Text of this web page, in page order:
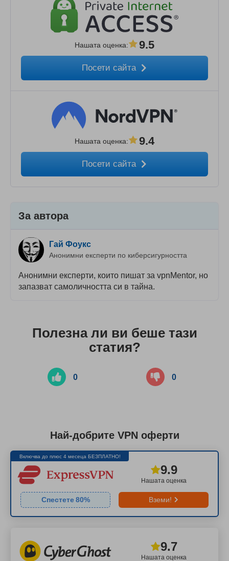
Нашата оценка: 9.5
Посети сайта
Нашата оценка: 9.4
Посети сайта
За автора
Гай Фоукс
Анонимни експерти по киберсигурността
Анонимни експерти, които пишат за vpnMentor, но
запазват самоличността си в тайна.
Полезна ли ви беше тази
статия?
0 0
Най-добрите VPN оферти
Включва до плюс 4 месеца БЕЗПЛАТНО!
Нашата оценка
9.9
Спестете 80% Вземи!
Нашата оценка
9.7